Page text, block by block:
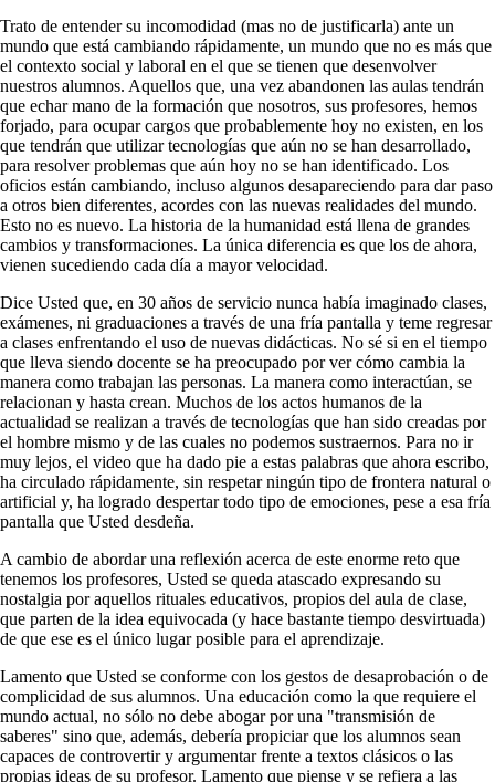
Trato de entender su incomodidad (mas no de justificarla) ante un
mundo que está cambiando rápidamente, un mundo que no es más que
el contexto social y laboral en el que se tienen que desenvolver
nuestros alumnos. Aquellos que, una vez abandonen las aulas tendrán
que echar mano de la formación que nosotros, sus profesores, hemos
forjado, para ocupar cargos que probablemente hoy no existen, en los
que tendrán que utilizar tecnologías que aún no se han desarrollado,
para resolver problemas que aún hoy no se han identificado. Los
oficios están cambiando, incluso algunos desapareciendo para dar paso
a otros bien diferentes, acordes con las nuevas realidades del mundo.
Esto no es nuevo. La historia de la humanidad está llena de grandes
cambios y transformaciones. La única diferencia es que los de ahora,
vienen sucediendo cada día a mayor velocidad.
Dice Usted que, en 30 años de servicio nunca había imaginado clases,
exámenes, ni graduaciones a través de una fría pantalla y teme regresar
a clases enfrentando el uso de nuevas didácticas. No sé si en el tiempo
que lleva siendo docente se ha preocupado por ver cómo cambia la
manera como trabajan las personas. La manera como interactúan, se
relacionan y hasta crean. Muchos de los actos humanos de la
actualidad se realizan a través de tecnologías que han sido creadas por
el hombre mismo y de las cuales no podemos sustraernos. Para no ir
muy lejos, el video que ha dado pie a estas palabras que ahora escribo,
ha circulado rápidamente, sin respetar ningún tipo de frontera natural o
artificial y, ha logrado despertar todo tipo de emociones, pese a esa fría
pantalla que Usted desdeña.
A cambio de abordar una reflexión acerca de este enorme reto que
tenemos los profesores, Usted se queda atascado expresando su
nostalgia por aquellos rituales educativos, propios del aula de clase,
que parten de la idea equivocada (y hace bastante tiempo desvirtuada)
de que ese es el único lugar posible para el aprendizaje.
Lamento que Usted se conforme con los gestos de desaprobación o de
complicidad de sus alumnos. Una educación como la que requiere el
mundo actual, no sólo no debe abogar por una "transmisión de
saberes" sino que, además, debería propiciar que los alumnos sean
capaces de controvertir y argumentar frente a textos clásicos o las
propias ideas de su profesor. Lamento que piense y se refiera a las